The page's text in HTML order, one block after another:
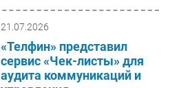
21.07.2026
«Телфин» представил
сервис «Чек-листы» для
аудита коммуникаций и